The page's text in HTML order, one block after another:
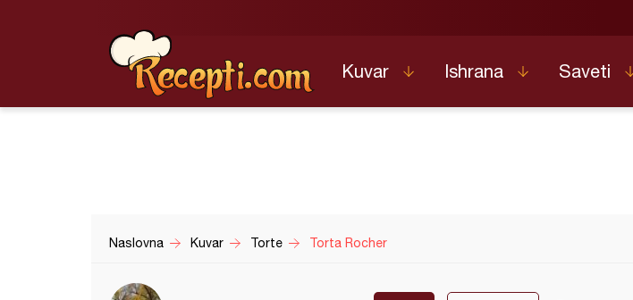
Kuvar Ishrana Saveti
Naslovna Kuvar Torte Torta Rocher